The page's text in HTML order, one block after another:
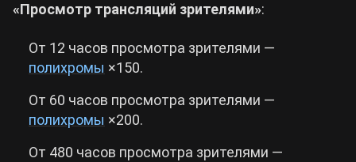
«Просмотр трансляций зрителями»:
От 12 часов просмотра зрителями —
полихромы ×150.
От 60 часов просмотра зрителями —
полихромы ×200.
От 480 часов просмотра зрителями —